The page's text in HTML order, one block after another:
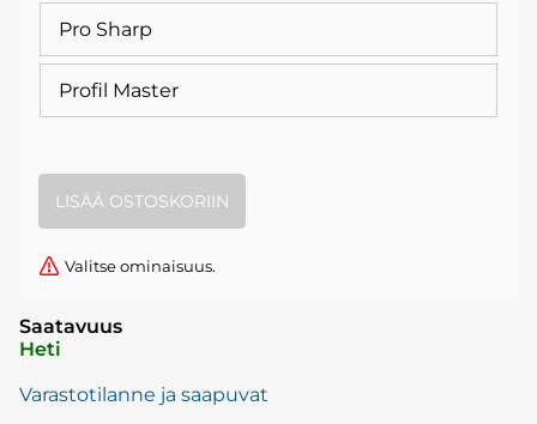
Pro Sharp
Profil Master
Valitse ominaisuus.
Saatavuus
Heti
Varastotilanne ja saapuvat